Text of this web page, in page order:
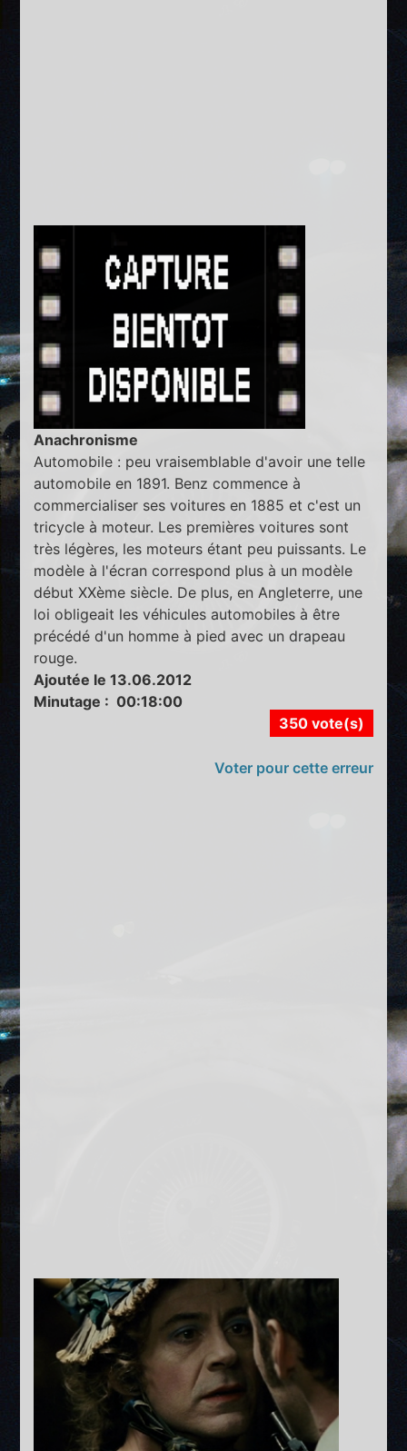
Anachronisme
Automobile : peu vraisemblable d'avoir une telle
automobile en 1891. Benz commence à
commercialiser ses voitures en 1885 et c'est un
tricycle à moteur. Les premières voitures sont
très légères, les moteurs étant peu puissants. Le
modèle à l'écran correspond plus à un modèle
début XXème siècle. De plus, en Angleterre, une
loi obligeait les véhicules automobiles à être
précédé d'un homme à pied avec un drapeau
rouge.
Ajoutée le 13.06.2012
Minutage : 00:18:00
350 vote(s)
Voter pour cette erreur